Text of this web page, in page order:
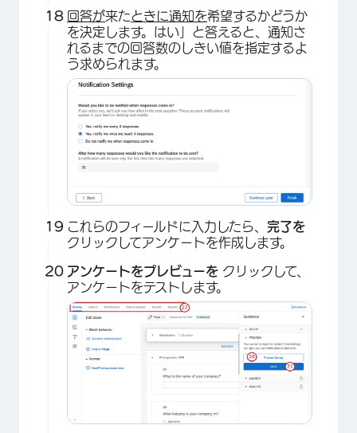
×
回答が来たときに通知を希望するかどうか
を決定します。はい」と答えると、通知さ
れるまでの回答数のしきい値を指定するよ
う求められます。
これらのフィールドに入力したら、 完了を
クリックしてアンケートを作成します。
アンケートをプレビューを クリックして、
アンケートをテストします。